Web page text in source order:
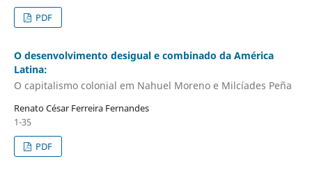
PDF
O desenvolvimento desigual e combinado da América
Latina:
O capitalismo colonial em Nahuel Moreno e Milcíades Peña
Renato César Ferreira Fernandes
1-35
PDF